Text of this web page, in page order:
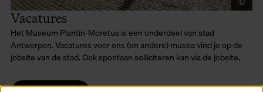
Vacatures
Het Museum Plantin-Moretus is een onderdeel van stad
Antwerpen. Vacatures voor ons (en andere) musea vind je op de
jobsite van de stad. Ook spontaan solliciteren kan via de jobsite.